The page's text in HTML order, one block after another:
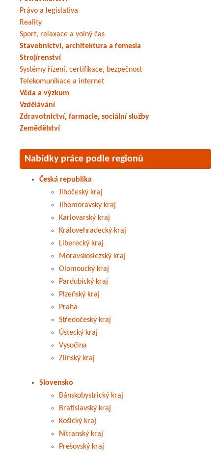
Právo a legislativa
Reality
Sport, relaxace a volný čas
Stavebnictví, architektura a řemesla
Strojírenství
Systémy řízení, certifikace, bezpečnost
Telekomunikace a internet
Věda a výzkum
Vzdělávání
Zdravotnictví, farmacie, sociální služby
Zemědělství
Nabídky práce podle regionů
Česká republika
Jihočeský kraj
Jihomoravský kraj
Karlovarský kraj
Královehradecký kraj
Liberecký kraj
Moravskoslezský kraj
Olomoucký kraj
Pardubický kraj
Plzeňský kraj
Praha
Středočeský kraj
Ústecký kraj
Vysočina
Zlínský kraj
Slovensko
Bánskobystrický kraj
Bratislavský kraj
Košický kraj
Nitranský kraj
Prešovský kraj